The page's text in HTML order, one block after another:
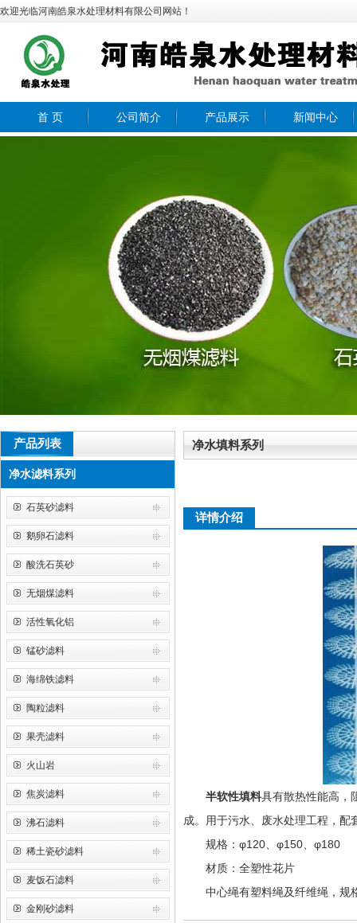
欢迎光临河南皓泉水处理材料有限公司网站！
首 页 公司简介 产品展示 新闻中心
产品列表
净水滤料系列
石英砂滤料
鹅卵石滤料
酸洗石英砂
无烟煤滤料
活性氧化铝
锰砂滤料
海绵铁滤料
陶粒滤料
果壳滤料
火山岩
焦炭滤料
沸石滤料
稀土瓷砂滤料
麦饭石滤料
金刚砂滤料
净水填料系列
详情介绍
半软性填料具有散热性能高，
成。用于污水、废水处理工程，配
规格：φ120、φ150、φ180
材质：全塑性花片
中心绳有塑料绳及纤维绳，规